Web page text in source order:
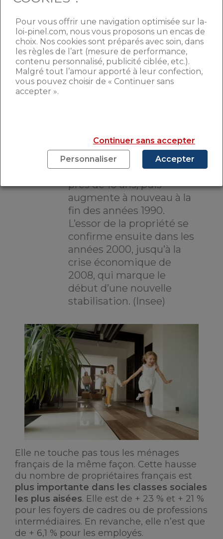
L’IMPORTANCE DE L’ÂGE ET
LE MILIEU SOCIAL
Cette augmentation du nombre de
propriétaires
la part des propriétaires
se stabilise à la fin des
années 1980, pendant
près de 10 ans, puis
augmente à nouveau à la
fin des années 1990.
L’essor de la propriété se
confirme ensuite dans les
années 2000, jusqu’à la
crise économique de
2008, qui marque le
début d’une nouvelle
stabilisation. (Insee)
Elle ne touche pas tous les ménages
français de la même façon. Cette hausse
du nombre de propriétaires français est
plus importante dans les classes sociales
les plus aisées. Elle est de + 23 % et + 21 %
pour les foyers de cadres ou de professions
intermédiaires. En revanche, elle n’est que
de + 6,1 % pour les employés.
Pour vous offrir une navigation optimisée sur la-
loi-pinel.com, nous vous proposons un encas de
choix. Nos cookies sont préparés avec soin, dans
les règles de l’art (mesure de performance,
contenu personnalisé, publicité ciblée, etc.).
Malgré tout l’amour apporté à leur confection,
vous pouvez choisir de « Continuer sans
accepter ».
Continuer sans accepter
Personnaliser
Accepter